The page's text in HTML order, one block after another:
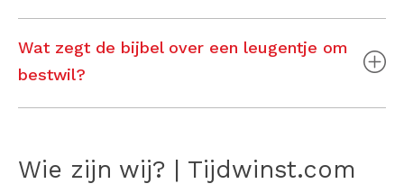
Wat zegt de bijbel over een leugentje om
bestwil?
Wie zijn wij? | Tijdwinst.com